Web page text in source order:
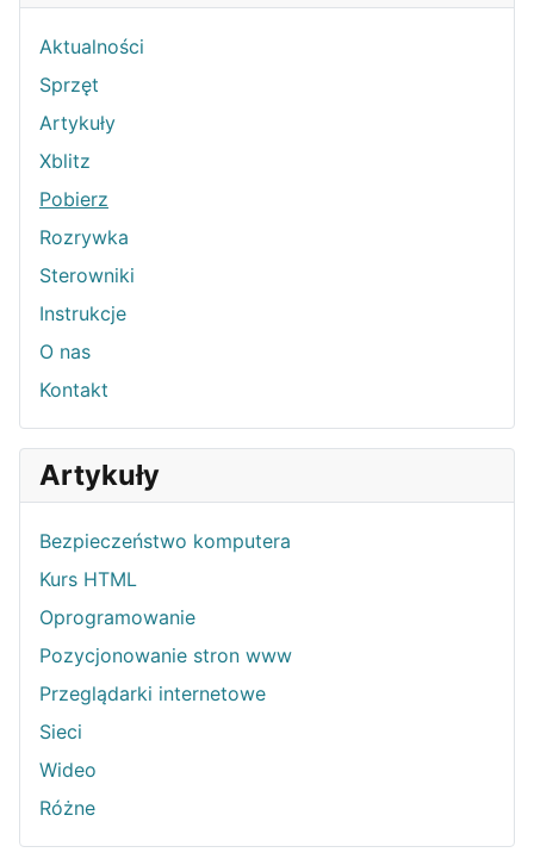
Aktualności
Sprzęt
Artykuły
Xblitz
Pobierz
Rozrywka
Sterowniki
Instrukcje
O nas
Kontakt
Artykuły
Bezpieczeństwo komputera
Kurs HTML
Oprogramowanie
Pozycjonowanie stron www
Przeglądarki internetowe
Sieci
Wideo
Różne